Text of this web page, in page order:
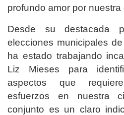
profundo amor por nuestra
Desde su destacada
elecciones municipales
ha estado trabajando
Liz Mieses para
aspectos que
esfuerzos en nuestra
conjunto es un claro